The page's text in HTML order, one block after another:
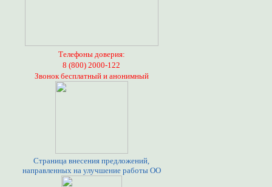
Телефоны доверия:
8 (800) 2000-122
Звонок бесплатный и анонимный
Страница внесения предложений,
направленных на улучшение работы ОО